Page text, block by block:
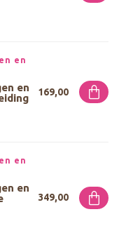
en
en
169,00
en
en
349,00